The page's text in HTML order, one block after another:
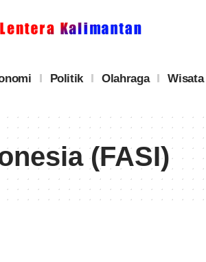
Politik Olahraga Wisata
(FASI)